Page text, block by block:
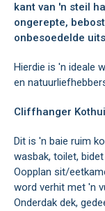
kant van 'n steil
ongerepte,
onbesoedelde
Hierdie is 'n ideale
en
Cliffhanger
Dit is 'n baie ruim
wasbak, toilet,
Oopplan sit/
word verhit met 'n
Onderdak dek,